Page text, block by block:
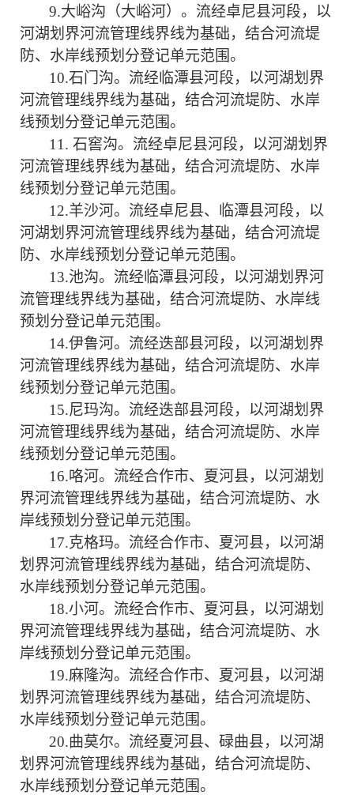
9.大峪沟（大峪河）。流经卓尼县河段，以
河湖划界河流管理线界线为基础，结合河流堤
防、水岸线预划分登记单元范围。
10.石门沟。流经临潭县河段，以河湖划界
河流管理线界线为基础，结合河流堤防、水岸
线预划分登记单元范围。
11. 石窖沟。流经卓尼县河段，以河湖划界
河流管理线界线为基础，结合河流堤防、水岸
线预划分登记单元范围。
12.羊沙河。流经卓尼县、临潭县河段，以
河湖划界河流管理线界线为基础，结合河流堤
防、水岸线预划分登记单元范围。
13.池沟。流经临潭县河段，以河湖划界河
流管理线界线为基础，结合河流堤防、水岸线
预划分登记单元范围。
14.伊鲁河。流经迭部县河段，以河湖划界
河流管理线界线为基础，结合河流堤防、水岸
线预划分登记单元范围。
15.尼玛沟。流经迭部县河段，以河湖划界
河流管理线界线为基础，结合河流堤防、水岸
线预划分登记单元范围。
16.咯河。 流经合作市、夏河县，以河湖划
界河流管理线界线为基础，结合河流堤防、水
岸线预划分登记单元范围。
17.克格玛。 流经合作市、夏河县，以河湖
划界河流管理线界线为基础，结合河流堤防、
水岸线预划分登记单元范围。
18.小河。 流经合作市、夏河县，以河湖划
界河流管理线界线为基础，结合河流堤防、 水
岸线预划分登记单元范围。
19.麻隆沟。 流经合作市、夏河县，以河湖
划界河流管理线界线为基础，结合河流堤防、
水岸线预划分登记单元范围。
20.曲莫尔。 流经夏河县、碌曲县，以河湖
划界河流管理线界线为基础，结合河流堤防、
水岸线预划分登记单元范围。